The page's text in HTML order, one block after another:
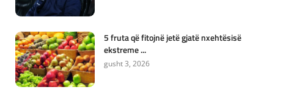
5 fruta që fitojnë jetë gjatë nxehtësisë
ekstreme ...
gusht 3, 2026